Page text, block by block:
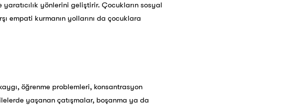
yönlerini geliştirir. Çocukların sosyal
empati kurmanın yollarını da çocuklara
öğrenme problemleri, konsantrasyon
yaşanan çatışmalar, boşanma ya da